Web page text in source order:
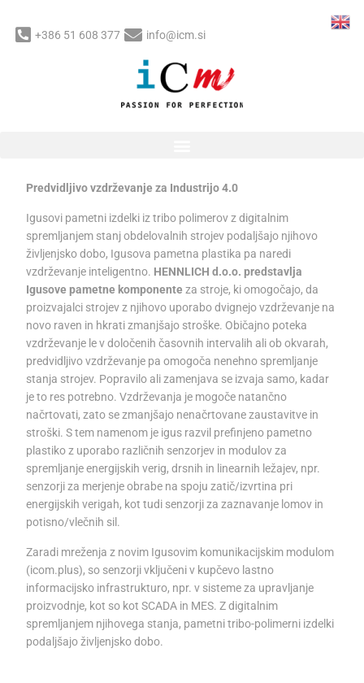
content
+386 51 608 377 info@icm.si
Hennlich d.o.o. – Igusovi
Predvidljivo vzdrževanje za Industrijo 4.0
Igusovi pametni izdelki iz tribo polimerov z digitalnim
spremljanjem stanj obdelovalnih strojev podaljšajo njihovo
življenjsko dobo, Igusova pametna plastika pa naredi
vzdrževanje inteligentno. HENNLICH d.o.o. predstavlja
Igusove pametne komponente za stroje, ki omogočajo, da
proizvajalci strojev z njihovo uporabo dvignejo vzdrževanje na
novo raven in hkrati zmanjšajo stroške. Običajno poteka
vzdrževanje le v določenih časovnih intervalih ali ob okvarah,
predvidljivo vzdrževanje pa omogoča nenehno spremljanje
stanja strojev. Popravilo ali zamenjava se izvaja samo, kadar
je to res potrebno. Vzdrževanja je mogoče natančno
načrtovati, zato se zmanjšajo nenačrtovane zaustavitve in
stroški. S tem namenom je igus razvil prefinjeno pametno
plastiko z uporabo različnih senzorjev in modulov za
spremljanje energijskih verig, drsnih in linearnih ležajev, npr.
senzorji za merjenje obrabe na spoju zatič/izvrtina pri
energijskih verigah, kot tudi senzorji za zaznavanje lomov in
potisno/vlečnih sil.
Zaradi mreženja z novim Igusovim komunikacijskim modulom
(icom.plus), so senzorji vključeni v kupčevo lastno
informacijsko infrastrukturo, npr. v sisteme za upravljanje
proizvodnje, kot so kot SCADA in MES. Z digitalnim
spremljanjem njihovega stanja, pametni tribo-polimerni izdelki
podaljšajo življenjsko dobo.